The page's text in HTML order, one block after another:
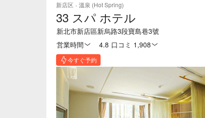
新店区 · 溫泉 (Hot Spring)
33 スパ ホテル
新北市新店區新烏路3段寶島巷3號
営業時間
4.8 口コミ 1,908
今すぐ予約